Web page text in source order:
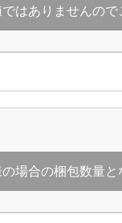
はありませんので
場合の梱包数量と